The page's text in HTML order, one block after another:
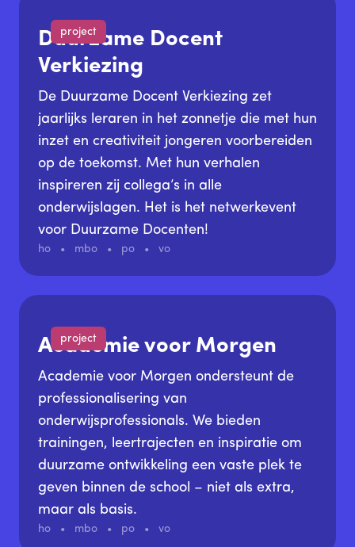
project
Duurzame Docent
Verkiezing
De Duurzame Docent Verkiezing zet
jaarlijks leraren in het zonnetje die met hun
inzet en creativiteit jongeren voorbereiden
op de toekomst. Met hun verhalen
inspireren zij collega’s in alle
onderwijslagen. Het is het netwerkevent
voor Duurzame Docenten!
ho mbo po vo
project
Academie voor Morgen
Academie voor Morgen ondersteunt de
professionalisering van
onderwijsprofessionals. We bieden
trainingen, leertrajecten en inspiratie om
duurzame ontwikkeling een vaste plek te
geven binnen de school – niet als extra,
maar als basis.
ho mbo po vo